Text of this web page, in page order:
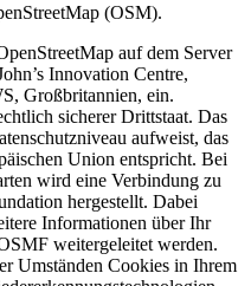
(OSM).
auf dem Server
Innovation Centre,
Großbritannien, ein.
sicherer Drittstaat. Das
aufweist, das
Union entspricht. Bei
wird eine Verbindung zu
hergestellt. Dabei
Informationen über Ihr
weitergeleitet werden.
Umständen Cookies in Ihrem